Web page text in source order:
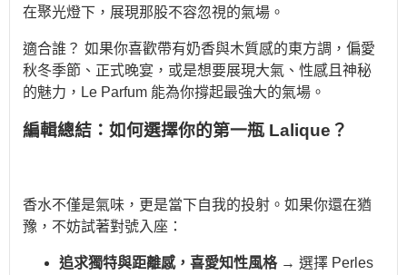
在聚光燈下，展現那股不容忽視的氣場。
適合誰？ 如果你喜歡帶有奶香與木質感的東方調，偏愛
秋冬季節、正式晚宴，或是想要展現大氣、性感且神秘
的魅力，Le Parfum 能為你撐起最強大的氣場。
編輯總結：如何選擇你的第一瓶 Lalique？
香水不僅是氣味，更是當下自我的投射。如果你還在猶
豫，不妨試著對號入座：
追求獨特與距離感，喜愛知性風格→ 選擇 Perles